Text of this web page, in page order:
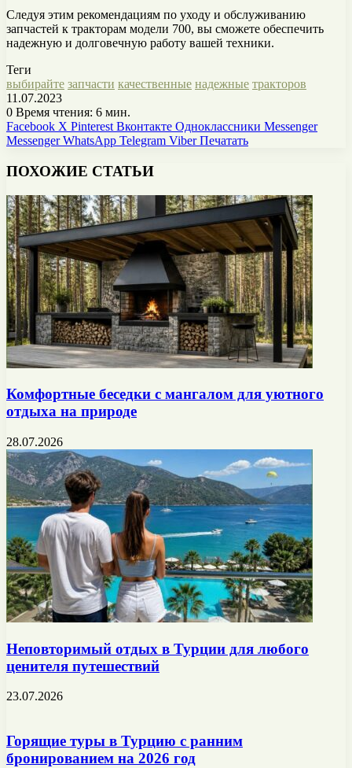
Следуя этим рекомендациям по уходу и обслуживанию
запчастей к тракторам модели 700, вы сможете обеспечить
надежную и долговечную работу вашей техники.
Теги
выбирайте запчасти качественные надежные тракторов
11.07.2023
0 Время чтения: 6 мин.
Facebook X Pinterest Вконтакте Одноклассники Messenger
Messenger WhatsApp Telegram Viber Печатать
ПОХОЖИЕ СТАТЬИ
Комфортные беседки с мангалом для уютного
отдыха на природе
28.07.2026
Неповторимый отдых в Турции для любого
ценителя путешествий
23.07.2026
Горящие туры в Турцию с ранним
бронированием на 2026 год